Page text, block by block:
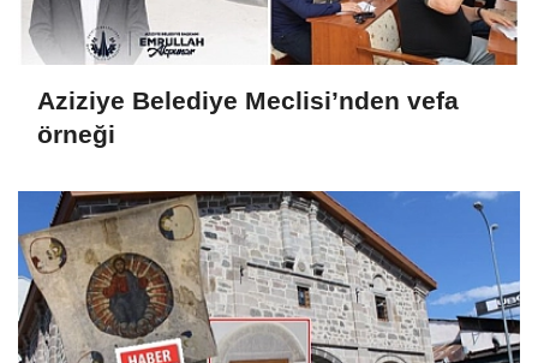
Aziziye Belediye Meclisi’nden vefa
örneği